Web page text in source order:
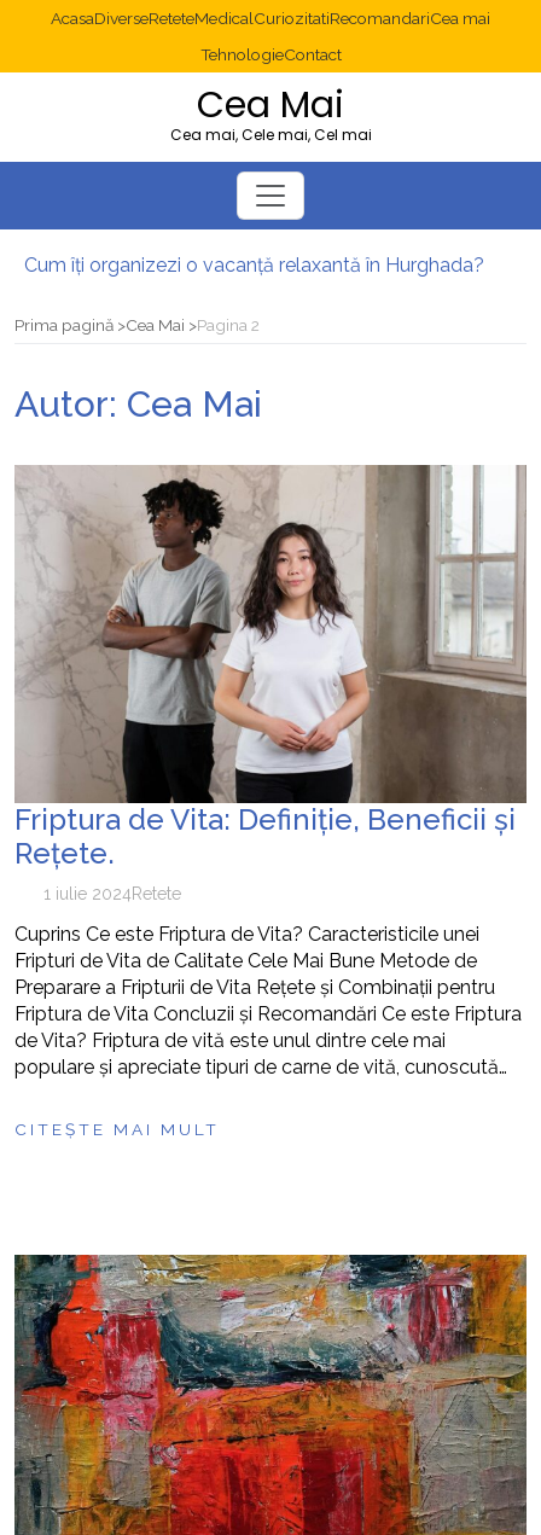
AcasaDiverseReteteMedicalCuriozitatiRecomandariCea mai
TehnologieContact
Cea Mai
Cea mai, Cele mai, Cel mai
Cum îți organizezi o vacanță relaxantă în Hurghada?
Diverticulita: când este necesară operația?
Prima pagină Cea Mai Pagina 2
Autor: Cea Mai
Friptura de Vita: Definiție, Beneficii și
Rețete.
1 iulie 2024Retete
Cuprins Ce este Friptura de Vita? Caracteristicile unei
Fripturi de Vita de Calitate Cele Mai Bune Metode de
Preparare a Fripturii de Vita Rețete și Combinații pentru
Friptura de Vita Concluzii și Recomandări Ce este Friptura
de Vita? Friptura de vită este unul dintre cele mai
populare și apreciate tipuri de carne de vită, cunoscută…
CITEȘTE MAI MULT